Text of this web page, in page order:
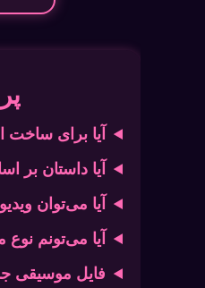
آیا برای
آیا داستان
آیا می‌توان
آیا می‌تونم
فایل موسیقی